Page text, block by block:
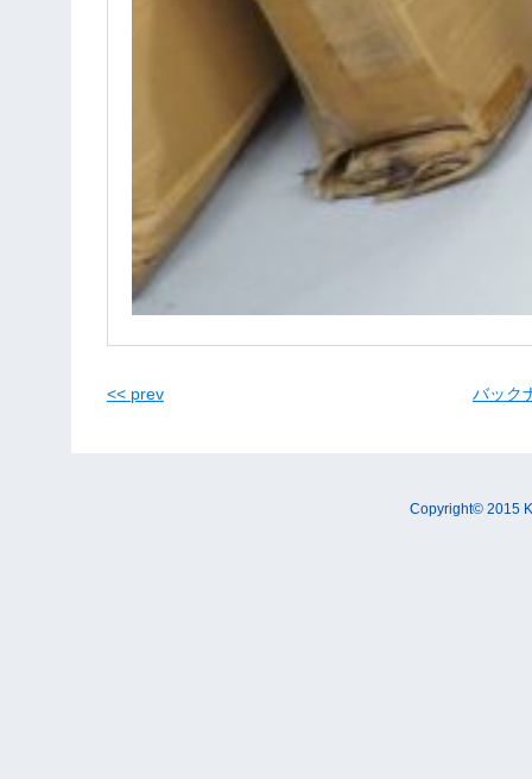
バック
<< prev
Copyright© 2015